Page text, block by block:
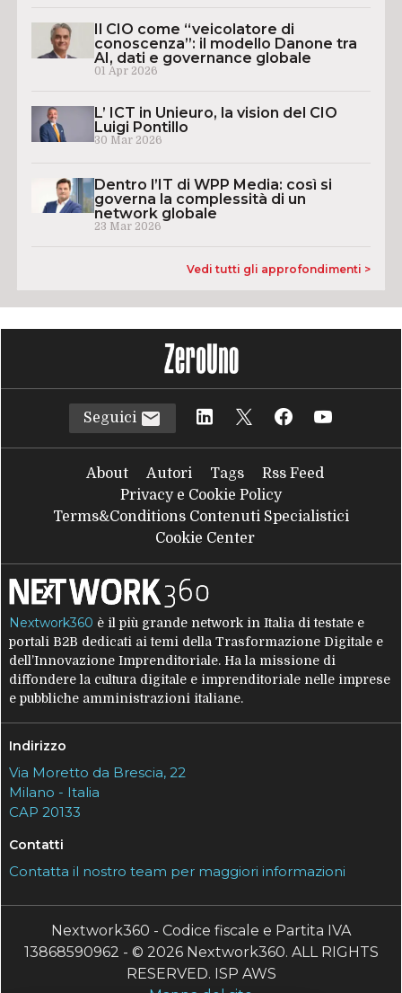
Il CIO come “veicolatore di
conoscenza”: il modello Danone tra
AI, dati e governance globale
01 Apr 2026
L’ ICT in Unieuro, la vision del CIO
Luigi Pontillo
30 Mar 2026
Dentro l’IT di WPP Media: così si
governa la complessità di un
network globale
23 Mar 2026
Vedi tutti gli approfondimenti >
Seguici
About Autori Tags
Rss Feed
Privacy e Cookie Policy
Terms&Conditions Contenuti Specialistici
Cookie Center
Nextwork360 è il più grande network in Italia di testate e
portali B2B dedicati ai temi della Trasformazione Digitale e
dell’Innovazione Imprenditoriale. Ha la missione di
diffondere la cultura digitale e imprenditoriale nelle imprese
e pubbliche amministrazioni italiane.
Indirizzo
Via Moretto da Brescia, 22
Milano - Italia
CAP 20133
Contatti
Contatta il nostro team per maggiori informazioni
Nextwork360 - Codice fiscale e Partita IVA
13868590962 - © 2026 Nextwork360. ALL RIGHTS
RESERVED. ISP AWS